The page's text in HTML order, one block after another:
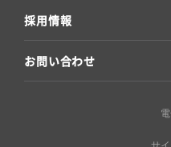
採用情報
お問い合わせ